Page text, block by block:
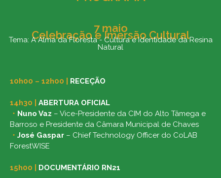
7 maio
Celebração e Imersão Cultural
Tema: A Alma da Floresta - Cultura e Identidade da Resina
Natural
10h00 – 12h00 | RECEÇÃO
14h30
ABERTURA OFICIAL
・ Nuno Vaz – Vice-Presidente da CIM do Alto Tâmega e
Barroso e Presidente da Câmara Municipal de Chaves
・ José Gaspar – Chief Technology Officer do CoLAB
ForestWISE
15h00 DOCUMENTÁRIO RN21